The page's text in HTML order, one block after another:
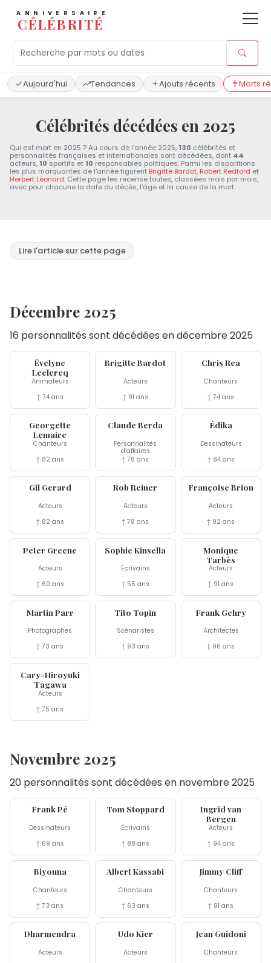
ANNIVERSAIRE
CÉLÉBRITÉ
Aujourd'hui Tendances Ajouts récents Morts
Célébrités décédées en 2025
Qui est mort en 2025 ? Au cours de l'année 2025, 130 célébrités et
personnalités françaises et internationales sont décédées, dont 44
acteurs, 10 sportifs et 10 responsables politiques. Parmi les disparitions
les plus marquantes de l'année figurent Brigitte Bardot, Robert Redford et
Herbert Léonard. Cette page les recense toutes, classées mois par mois,
avec pour chacune la date du décès, l'âge et la cause de la mort.
Lire l'article sur cette page
Décembre 2025
16 personnalités sont décédées en décembre 2025
30 déc
Évelyne
Leclercq
Animateurs
† 74 ans
Brigitte Bardot
Acteurs
† 91 ans
Chris Rea
Chanteurs
† 74 ans
21 déc
Georgette
Lemaire
Chanteurs
† 82 ans
19 déc
Claude Berda
Personnalités
d’affaires
† 78 ans
16 déc
Édika
Dessinateurs
† 84 ans
16 déc
Gil Gerard
Acteurs
† 82 ans
14 déc
Rob Reiner
Acteurs
† 78 ans
12 déc
Françoise Brion
Acteurs
† 92 ans
12 déc
Peter Greene
Acteurs
† 60 ans
10 déc
Sophie Kinsella
Écrivains
† 55 ans
7 déc
Monique
Tarbès
Acteurs
† 91 ans
6 déc
Martin Parr
Photographes
† 73 ans
6 déc
Tito Topin
Scénaristes
† 93 ans
5 déc
Frank Gehry
Architectes
† 96 ans
4 déc
Cary-Hiroyuki
Tagawa
Acteurs
† 75 ans
Novembre 2025
20 personnalités sont décédées en novembre 2025
29 nov
Frank Pé
Dessinateurs
† 69 ans
Tom Stoppard
Écrivains
† 88 ans
Ingrid van
Bergen
Acteurs
† 94 ans
25 nov
Biyouna
Chanteurs
† 73 ans
25 nov
Albert Kassabi
Chanteurs
† 63 ans
24 nov
Jimmy Cliff
Chanteurs
† 81 ans
24 nov
Dharmendra
Acteurs
23 nov
Udo Kier
Acteurs
21 nov
Jean Guidoni
Chanteurs